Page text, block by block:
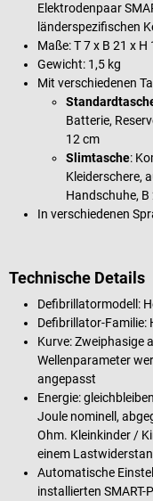
Elektrodenpaar
länderspezifischen
Maße: T 7 x B 21 x H
Gewicht: 1,5 kg
Mit verschiedenen
Batterie,
12 cm
Slimtasche:
Kleiderschere,
Handschuhe, B
In verschiedenen
Technische Details
Defibrillatormodell:
Defibrillator-Familie:
Kurve: Zweiphasige
Wellenparameter
angepasst
Energie:
Joule nominell,
Ohm. Kleinkinder /
einem
Automatische
installierten